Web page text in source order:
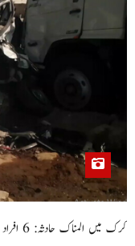
کرک میں المناک حادثہ: 6 افراد جاں بحق، متعدد زخمی